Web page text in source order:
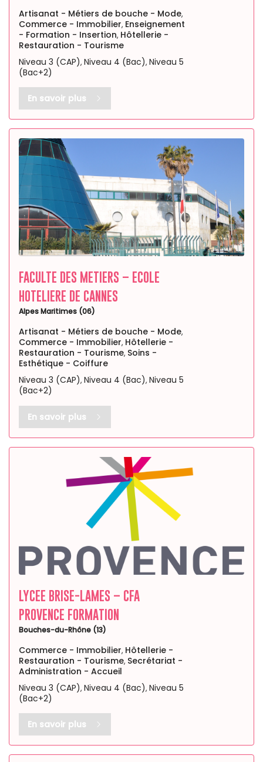
Artisanat - Métiers de bouche - Mode,
Commerce - Immobilier, Enseignement
- Formation - Insertion, Hôtellerie -
Restauration - Tourisme
Niveau 3 (CAP), Niveau 4 (Bac), Niveau 5
(Bac+2)
En savoir plus
FACULTE DES METIERS – ECOLE
HOTELIERE DE CANNES
Alpes Maritimes (06)
Artisanat - Métiers de bouche - Mode,
Commerce - Immobilier, Hôtellerie -
Restauration - Tourisme, Soins -
Esthétique - Coiffure
Niveau 3 (CAP), Niveau 4 (Bac), Niveau 5
(Bac+2)
En savoir plus
LYCEE BRISE-LAMES – CFA
PROVENCE FORMATION
Bouches-du-Rhône (13)
Commerce - Immobilier, Hôtellerie -
Restauration - Tourisme, Secrétariat -
Administration - Accueil
Niveau 3 (CAP), Niveau 4 (Bac), Niveau 5
(Bac+2)
En savoir plus